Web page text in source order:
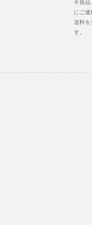
不良品
にご連
送料を
す。